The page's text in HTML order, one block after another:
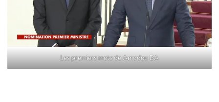
Les premiers mots de Amadou BA